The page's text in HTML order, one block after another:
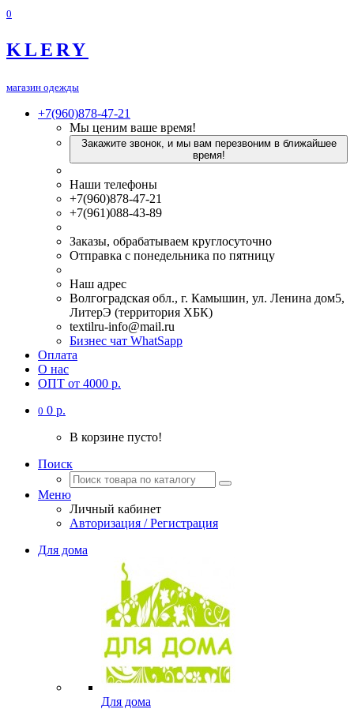
0
KLERY
магазин одежды
+7(960)878-47-21
Мы ценим ваше время!
Закажите звонок, и мы вам перезвоним в ближайшее
время!
Наши телефоны
+7(960)878-47-21
+7(961)088-43-89
Заказы, обрабатываем круглосуточно
Отправка с понедельника по пятницу
Наш адрес
Волгоградская обл., г. Камышин, ул. Ленина дом5,
ЛитерЭ (территория ХБК)
textilru-info@mail.ru
Бизнес чат WhatSapp
Оплата
О нас
ОПТ от 4000 р.
0 0 р.
В корзине пусто!
Поиск
Меню
Личный кабинет
Авторизация / Регистрация
Для дома
Для дома